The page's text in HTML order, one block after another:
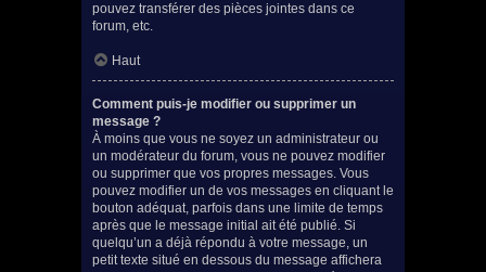
pouvez transférer des pièces jointes dans ce
forum, etc.
Haut
Comment puis-je modifier ou supprimer un
message ?
À moins que vous ne soyez un administrateur ou
un modérateur du forum, vous ne pouvez modifier
ou supprimer que vos propres messages. Vous
pouvez modifier un de vos messages en cliquant le
bouton adéquat, parfois dans une limite de temps
après que le message initial ait été publié. Si
quelqu’un a déjà répondu à votre message, un
petit texte situé en dessous du message affichera